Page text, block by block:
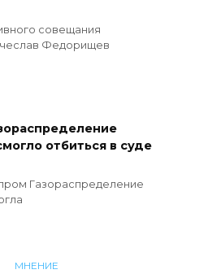
совещания
Федорищев
отбиться в суде
Газораспределение
МНЕНИЕ